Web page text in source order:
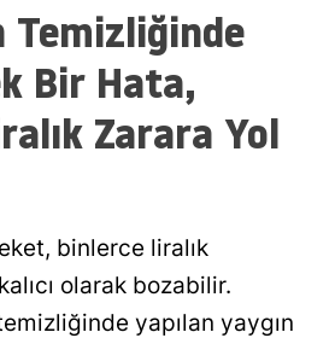
Temizliğinde
Bir Hata,
Zarara Yol
binlerce liralık
olarak bozabilir.
yapılan yaygın